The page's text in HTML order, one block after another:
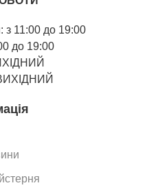
з 11:00 до 19:00
до 19:00